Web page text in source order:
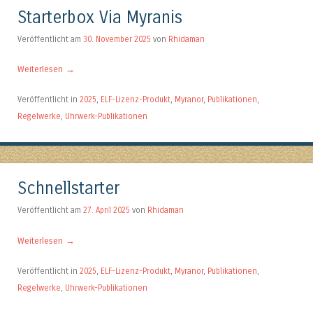
Starterbox Via Myranis
Veröffentlicht am 30. November 2025 von Rhidaman
Weiterlesen →
Veröffentlicht in 2025, ELF-Lizenz-Produkt, Myranor, Publikationen,
Regelwerke, Uhrwerk-Publikationen
Schnellstarter
Veröffentlicht am 27. April 2025 von Rhidaman
Weiterlesen →
Veröffentlicht in 2025, ELF-Lizenz-Produkt, Myranor, Publikationen,
Regelwerke, Uhrwerk-Publikationen